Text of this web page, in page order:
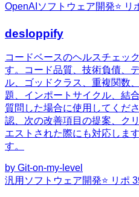
OpenAI ソフトウェア開発⭐ リ
desloppify
コードベースのヘルスチェッ
す。コード品質、技術負債、
ル、ゴッドクラス、重複関数
題、インポートサイクル、結
質問した場合に使用してくだ
認、次の改善項目の提案、ク
エストされた際にも対応しま
す。
by Git-on-my-level
汎用 ソフトウェア開発⭐ リポ